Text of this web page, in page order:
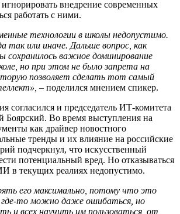
внедрение современных
работать с ними.
технологии в школы недопустимо.
так или иначе. Дальше вопрос, как
сохранилось важное доминирование
но при этом не было запрета на
позволяет сделать тот самый
– поделился мнением спикер.
согласился и председатель ИТ-комитета
Во время выступления на
как драйвер новостного
тренды и их влияние на российские
подчеркнул, что искусственный
потенциальный вред. Но отказываться
в текущих реалиях недопустимо.
его максимально, потому что это
где-то можно даже ошибаться, но
и всех научить им пользоваться, от